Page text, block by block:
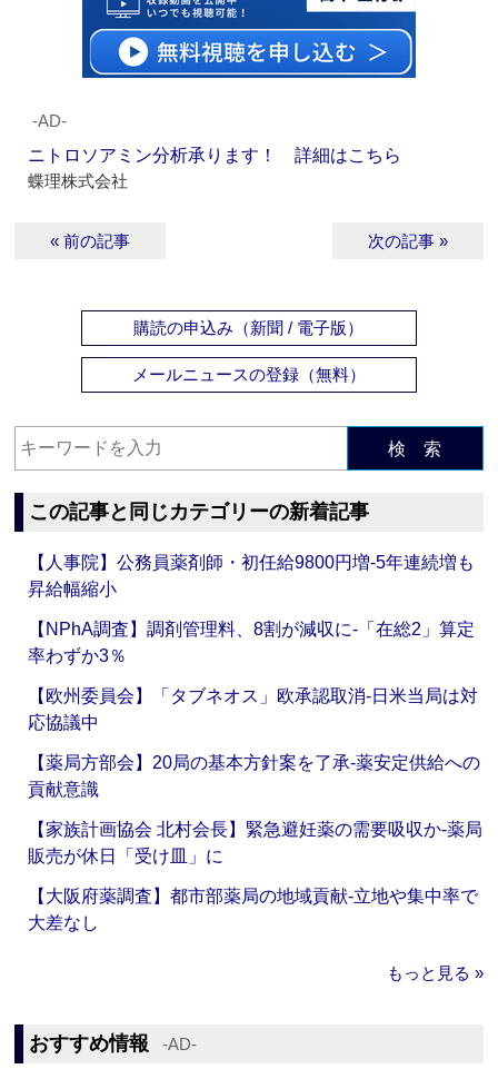
‐AD‐
ニトロソアミン分析承ります！ 詳細はこちら
蝶理株式会社
« 前の記事 次の記事 »
購読の申込み（新聞 / 電子版）
メールニュースの登録（無料）
検 索
この記事と同じカテゴリーの新着記事
【人事院】公務員薬剤師・初任給9800円増‐5年連続増も
昇給幅縮小
【NPhA調査】調剤管理料、8割が減収に‐「在総2」算定
率わずか3％
【欧州委員会】「タブネオス」欧承認取消‐日米当局は対
応協議中
【薬局方部会】20局の基本方針案を了承‐薬安定供給への
貢献意識
【家族計画協会 北村会長】緊急避妊薬の需要吸収か‐薬局
販売が休日「受け皿」に
【大阪府薬調査】都市部薬局の地域貢献‐立地や集中率で
大差なし
もっと見る »
おすすめ情報 ‐AD‐